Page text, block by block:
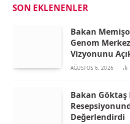
SON EKLENENLER
Bakan
Genom
Vizyonunu
AĞUSTOS 6, 2026
Bakan
Değerlendirdi